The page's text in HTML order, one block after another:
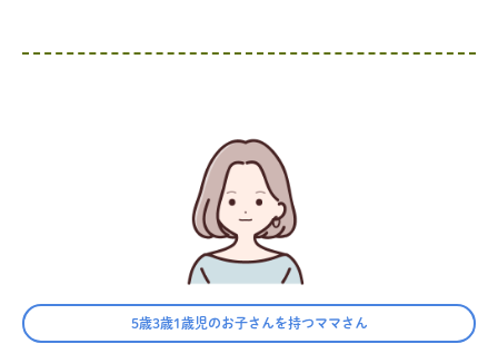
5歳3歳1歳児のお子さんを持つママさん